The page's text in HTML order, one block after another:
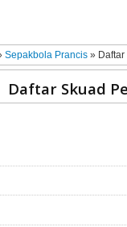
Sepakbola Prancis »
Daftar Skuad